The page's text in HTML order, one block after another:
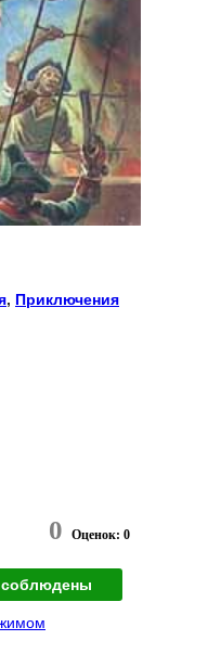
, Приключения
0 Оценок: 0
соблюдены